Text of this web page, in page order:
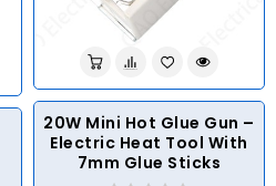
20W Mini Hot Glue Gun –
Electric Heat Tool With
7mm Glue Sticks